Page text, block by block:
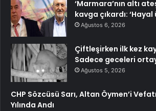
‘Marmara’nın altı
kavga çıkardı: ‘Hayal
Ağustos 6, 2026
Çiftleşirken ilk kez
Sadece geceleri
Ağustos 5, 2026
CHP Sözcüsü Sarı, Altan Öymen’i
Yılında Andı